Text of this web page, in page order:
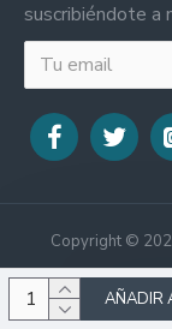
AÑADIR
suscribiéndote a
Copyright ©